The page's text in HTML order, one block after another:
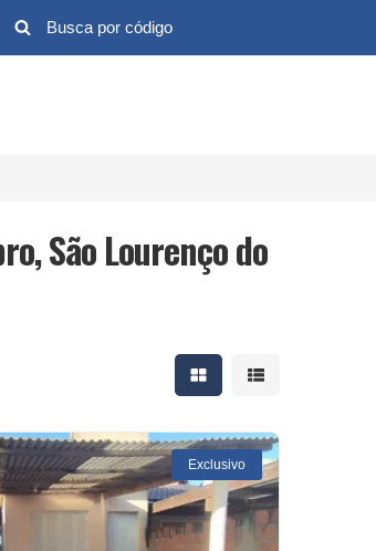
São Lourenço do
Mostrar resultados em
Mostrar
Exclusivo